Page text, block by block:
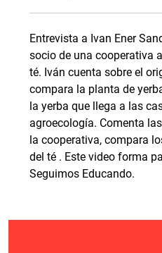
Entrevista a Ivan Ener
socio de una cooperativa
té. Iván cuenta sobre el
compara la planta de
la yerba que llega a las
agroecología. Comenta
la cooperativa, compara
del té . Este video forma
Seguimos Educando.